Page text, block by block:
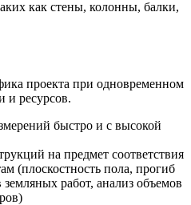
как стены, колонны, балки,
проекта при одновременном
и ресурсов.
быстро и с высокой
на предмет соответствия
(плоскостность пола, прогиб
работ, анализ объемов